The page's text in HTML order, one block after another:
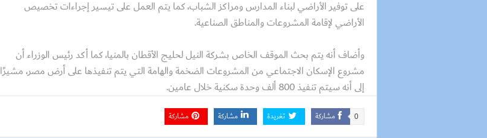
على توفير الأراضي لبناء المدارس ومراكز الشباب، كما يتم العمل على تيسير إجراءات تخصيص
الأراضي لإقامة المشروعات والمناطق الصناعية.
وأضاف أنه يتم بحث الموقف الخاص بشركة النيل لحليج الأقطان بالمنيا، كما أكد رئيس الوزراء أن
مشروع الإسكان الاجتماعي من المشروعات الضخمة والهامة التي يتم تنفيذها على أرض مصر، مشيرًا
إلى أنه سيتم تنفيذ 800 ألف وحدة سكنية خلال عامين.
مشاركة 0 تغريدة مشاركة مشاركة